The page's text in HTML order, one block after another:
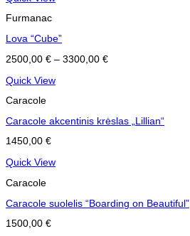
Furmanac
Lova “Cube”
2500,00 € – 3300,00 €
Quick View
Caracole
Caracole akcentinis krėslas „Lillian“
1450,00 €
Quick View
Caracole
Caracole suolelis “Boarding on Beautiful”
1500,00 €